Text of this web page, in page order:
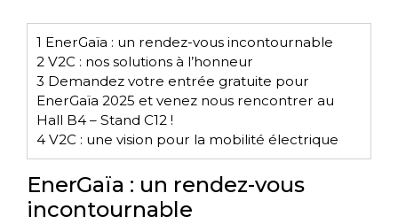
1 EnerGaïa : un rendez-vous incontournable
2 V2C : nos solutions à l’honneur
3 Demandez votre entrée gratuite pour
EnerGaïa 2025 et venez nous rencontrer au
Hall B4 – Stand C12 !
4 V2C : une vision pour la mobilité électrique
EnerGaïa : un rendez-vous
incontournable